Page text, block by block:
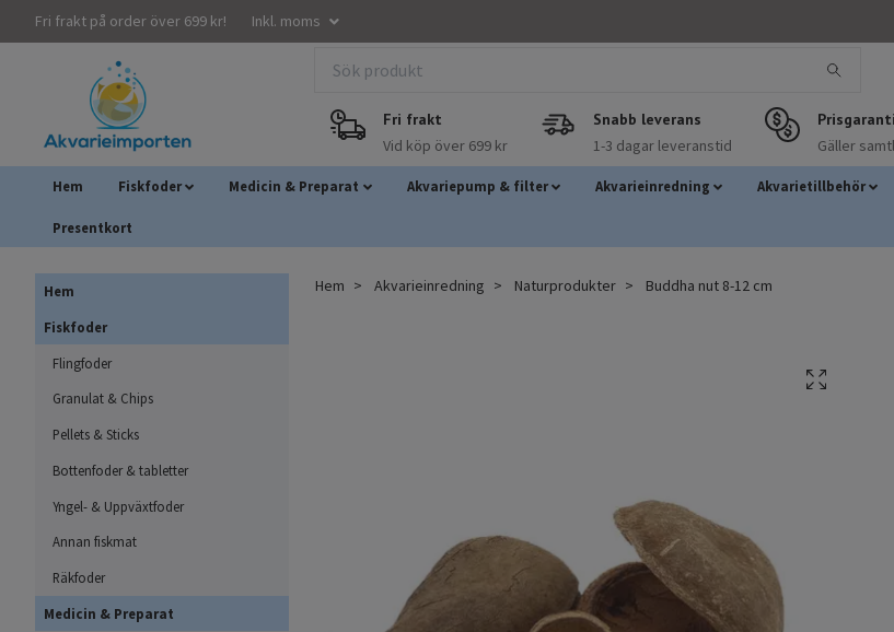
Fri frakt på order över 699 kr! Inkl. moms
Fri frakt
Vid köp över 699 kr
Snabb leverans
1-3 dagar leveranstid
Prisgaranti
Gäller
Hem Fiskfoder Medicin & Preparat Akvariepump & filter Akvarieinredning Akvarietillbehör
Presentkort
Hem
Fiskfoder
Flingfoder
Granulat & Chips
Pellets & Sticks
Bottenfoder & tabletter
Yngel- & Uppväxtfoder
Annan fiskmat
Räkfoder
Medicin & Preparat
Hem Akvarieinredning Naturprodukter Buddha nut 8-12 cm